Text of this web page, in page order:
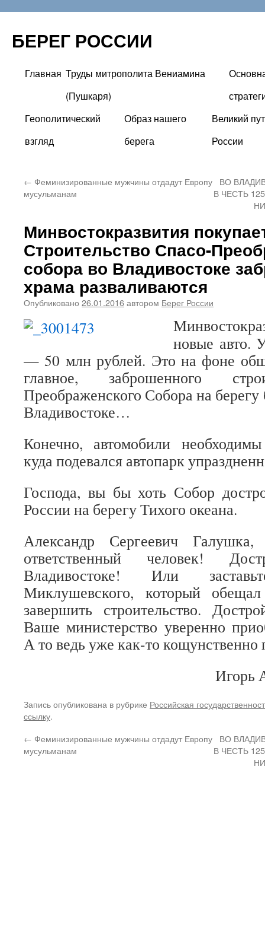
БЕРЕГ РОССИИ
Перейти
содержимому
Главная Труды митрополита Вениамина
(Пушкаря)
Геополитический
взгляд
Образ нашего
берега
Великий
России
← Феминизированные мужчины отдадут Европу
мусульманам
ВО
В ЧЕСТЬ
Минвостокразвития
Строительство Спасо-
собора во Владивостоке
храма разваливаются
Опубликовано 26.01.2016автором Берег России
новые авто.
— 50 млн рублей. Это на фоне
главное, заброшенного
Преображенского Собора на берегу
Владивостоке…
Конечно, автомобили
куда подевался автопарк
Господа, вы бы хоть Собор
России на берегу Тихого океана.
Александр Сергеевич
ответственный человек!
Владивостоке! Или
Миклушевского, который
завершить строительство.
Ваше министерство уверенно
А то ведь уже как-то кощунственно
Игорь
Запись опубликована в рубрике Российская
ссылку.
← Феминизированные мужчины отдадут Европу
мусульманам
ВО
В ЧЕСТЬ